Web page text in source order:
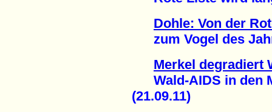
Dohle: Von der
zum Vogel des
Merkel degradiert
Wald-AIDS in den
(21.09.11)